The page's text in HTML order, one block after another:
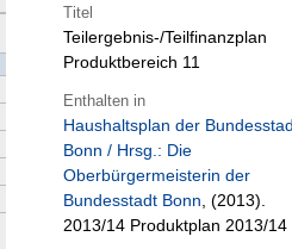
Titel
Teilergebnis-/Teilfinanzplan
Produktbereich 11
Enthalten in
Haushaltsplan der
Bonn / Hrsg.: Die
Oberbürgermeisterin der
Bundesstadt Bonn, (2013).
2013/14 Produktplan 2013/14